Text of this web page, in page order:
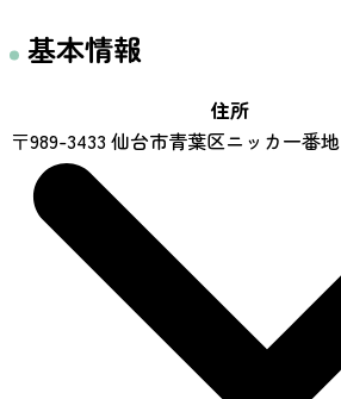
基本情報
住所
〒989-3433 仙台市青葉区ニッカ一番地